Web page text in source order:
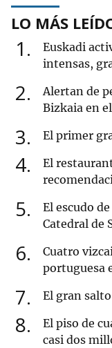
LO MÁS
1
Euskadi
intensas,
2
Alertan de
Bizkaia en
3 El primer
4
El
5
El escudo
Catedral de
6
Cuatro
portuguesa
7 El gran
8
El piso de
casi dos